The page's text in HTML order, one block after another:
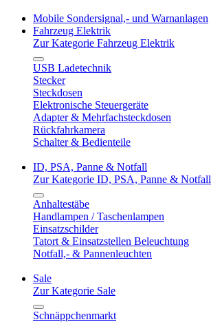
Mobile Sondersignal,- und Warnanlagen
Fahrzeug Elektrik
Zur Kategorie Fahrzeug Elektrik
USB Ladetechnik
Stecker
Steckdosen
Elektronische Steuergeräte
Adapter & Mehrfachsteckdosen
Rückfahrkamera
Schalter & Bedienteile
ID, PSA, Panne & Notfall
Zur Kategorie ID, PSA, Panne & Notfall
Anhaltestäbe
Handlampen / Taschenlampen
Einsatzschilder
Tatort & Einsatzstellen Beleuchtung
Notfall,- & Pannenleuchten
Sale
Zur Kategorie Sale
Schnäppchenmarkt